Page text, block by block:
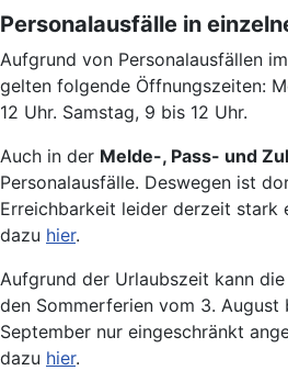
Personalausfälle in
Aufgrund von Personalausfällen im
gelten folgende Öffnungszeiten:
12 Uhr. Samstag, 9 bis 12 Uhr.
Auch in der Melde-, Pass- und
Personalausfälle. Deswegen ist
Erreichbarkeit leider derzeit stark
dazu hier.
Aufgrund der Urlaubszeit kann die
den Sommerferien vom 3. August
September nur eingeschränkt
dazu hier.